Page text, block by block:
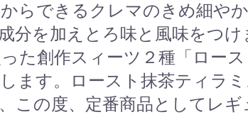
らできるクレマのきめ細や
分を加えとろ味と風味をつ
た創作スィーツ２種「ロー
ます。ロースト抹茶ティラ
この度、定番商品としてレ